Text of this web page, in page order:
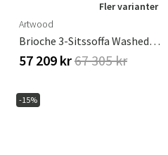
Fler varianter
Artwood
Brioche 3-Sitssoffa Washed Ebony
57 209 kr67 305 kr
-15%